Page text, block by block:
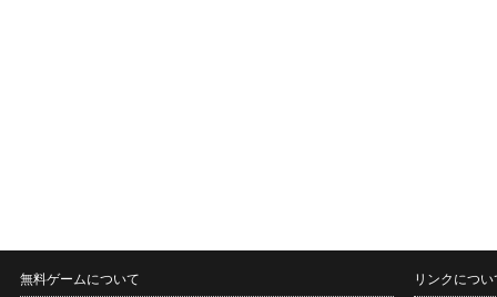
無料ゲームについて リンクについ